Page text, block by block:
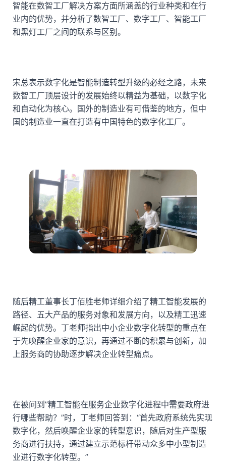
智能在数智工厂解决方案方面所涵盖的行业种类和在行
业内的优势，并分析了数智工厂、数字工厂、智能工厂
和黑灯工厂之间的联系与区别。
宋总表示数字化是智能制造转型升级的必经之路，未来
数智工厂顶层设计的发展始终以精益为基础，以数字化
和自动化为核心。国外的制造业有可借鉴的地方，但中
国的制造业一直在打造有中国特色的数字化工厂。
随后精工董事长丁佰胜老师详细介绍了精工智能发展的
路径、五大产品的服务对象和发展方向，以及精工迅速
崛起的优势。丁老师指出中小企业数字化转型的重点在
于先唤醒企业家的意识，再通过不断的积累与创新，加
上服务商的协助逐步解决企业转型痛点。
在被问到”精工智能在服务企业数字化进程中需要政府进
行哪些帮助？”时，丁老师回答到：“首先政府系统先实现
数字化，然后唤醒企业家的转型意识，随后对生产型服
务商进行扶持，通过建立示范标杆带动众多中小型制造
业进行数字化转型。”